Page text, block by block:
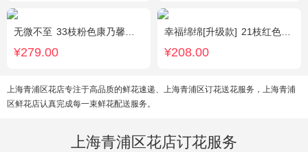
无微不至 33枝粉色康乃馨，石竹梅围绕
¥279.00
幸福绵绵[升级款] 21枝红色康乃馨，加拿大黄莺，满天星间插丰满
¥208.00
上海青浦区花店专注于高品质的鲜花速递、上海青浦区订花送花服务，上海青浦
区鲜花店认真完成每一束鲜花配送服务。
上海青浦区花店订花服务